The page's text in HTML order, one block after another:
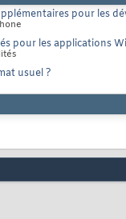
pour les
pour les applications
usuel ?